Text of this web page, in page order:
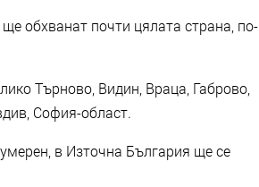
обхванат почти цялата страна, по-
Търново, Видин, Враца, Габрово,
София-област.
в Източна България ще се